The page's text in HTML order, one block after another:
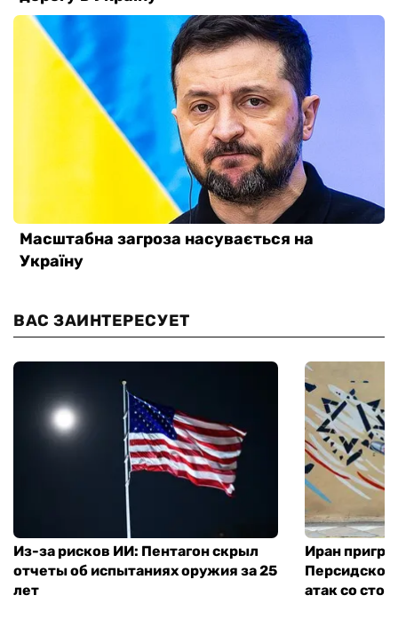
ВАС ЗАИНТЕРЕСУЕТ
Из-за рисков ИИ: Пентагон скрыл
отчеты об испытаниях оружия за 25
лет
Иран
атак со